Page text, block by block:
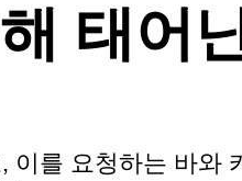
태어
이를 요청하는 바와